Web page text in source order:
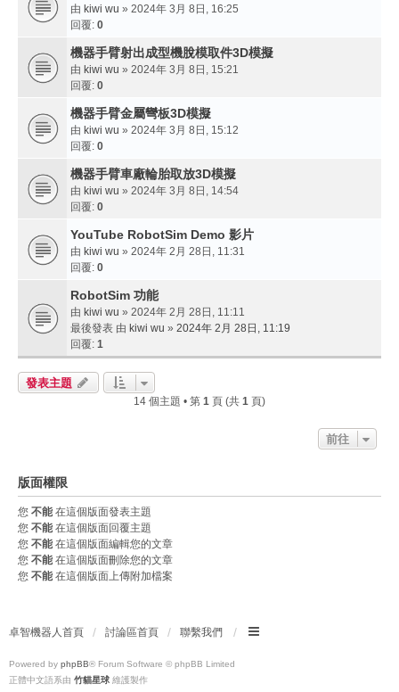
由 kiwi wu » 2024年 3月 8日, 16:25
回覆: 0
機器手臂射出成型機脫模取件3D模擬
由 kiwi wu » 2024年 3月 8日, 15:21
回覆: 0
機器手臂金屬彎板3D模擬
由 kiwi wu » 2024年 3月 8日, 15:12
回覆: 0
機器手臂車廠輪胎取放3D模擬
由 kiwi wu » 2024年 3月 8日, 14:54
回覆: 0
YouTube RobotSim Demo 影片
由 kiwi wu » 2024年 2月 28日, 11:31
回覆: 0
RobotSim 功能
由 kiwi wu » 2024年 2月 28日, 11:11
最後發表 由 kiwi wu » 2024年 2月 28日, 11:19
回覆: 1
發表主題
14 個主題 • 第 1 頁 (共 1 頁)
前往
版面權限
您 不能在這個版面發表主題
您 不能在這個版面回覆主題
您 不能在這個版面編輯您的文章
您 不能在這個版面刪除您的文章
您 不能在這個版面上傳附加檔案
卓智機器人首頁 討論區首頁 聯繫我們
Powered by phpBB® Forum Software © phpBB Limited
正體中文語系由 竹貓星球 維護製作